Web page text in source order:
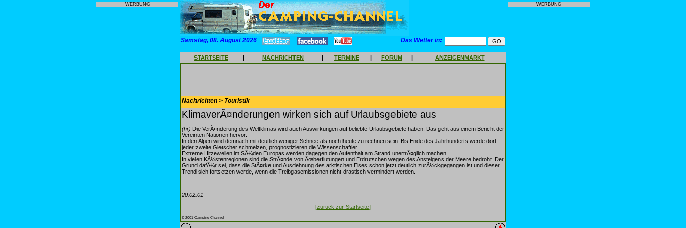
WERBUNG
Samstag, 08. August 2026 Das Wetter in:
STARTSEITE | NACHRICHTEN | TERMINE | FORUM | ANZEIGENMARKT
Nachrichten > Touristik
KlimaverÃ¤nderungen wirken sich auf Urlaubsgebiete aus
(hr) Die VerÃ¤nderung des Weltklimas wird auch Auswirkungen auf beliebte Urlaubsgebiete haben. Das geht aus einem Bericht der
Vereinten Nationen hervor.
In den Alpen wird demnach mit deutlich weniger Schnee als noch heute zu rechnen sein. Bis Ende des Jahrhunderts werde dort
jeder zweite Gletscher schmelzen, prognostizieren die Wissenschaftler.
Extreme Hitzewellen im SÃ¼den Europas werden dagegen den Aufenthalt am Strand unertrÃ¤glich machen.
In vielen KÃ¼stenregionen sind die StrÃ¤nde von Ãœberflutungen und Erdrutschen wegen des Ansteigens der Meere bedroht. Der
Grund dafÃ¼r sei, dass die StÃ¤rke und Ausdehnung des arktischen Eises schon jetzt deutlich zurÃ¼ckgegangen ist und dieser
Trend sich fortsetzen werde, wenn die Treibgasemissionen nicht drastisch vermindert werden.
20.02.01
[zurück zur Startseite]
© 2001 Camping-Channel
WERBUNG